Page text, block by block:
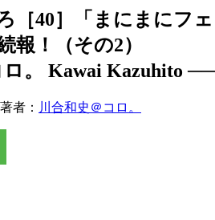
［40］「まにまにフェ
報！（その2）
。 Kawai Kazuhito ──
著者： 川合和史＠コロ。